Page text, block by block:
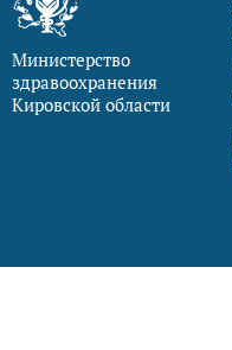
Министерство
здравоохранения
Кировской области